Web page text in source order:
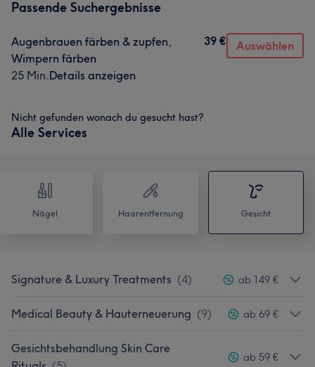
Passende Suchergebnisse
Augenbrauen färben & zupfen,
Wimpern färben
25 Min.Details anzeigen
39 € Auswählen
Nicht gefunden wonach du gesucht hast?
Alle Services
Nägel Haarentfernung Gesicht
Signature & Luxury Treatments (4) ab 149 €
Medical Beauty & Hauterneuerung (9) ab 69 €
Gesichtsbehandlung Skin Care
ab 59 €